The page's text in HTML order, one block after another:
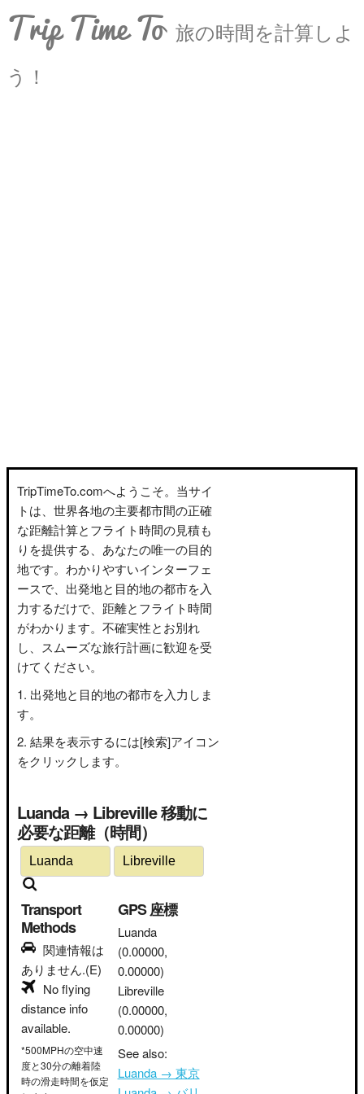
Trip Time To 旅の時間を計算しよ
う！
TripTimeTo.comへようこそ。当サイ
トは、世界各地の主要都市間の正確
な距離計算とフライト時間の見積も
りを提供する、あなたの唯一の目的
地です。わかりやすいインターフェ
ースで、出発地と目的地の都市を入
力するだけで、距離とフライト時間
がわかります。不確実性とお別れ
し、スムーズな旅行計画に歓迎を受
けてください。
出発地と目的地の都市を入力しま
す。
結果を表示するには[検索]アイコン
をクリックします。
Luanda → Libreville 移動に
必要な距離（時間）
Transport
Methods
関連情報は
ありません.(E)
No flying
distance info
available.
*500MPHの空中速
度と30分の離着陸
時の滑走時間を仮定
GPS 座標
Luanda
(0.00000,
0.00000)
Libreville
(0.00000,
0.00000)
See also:
Luanda → 東京